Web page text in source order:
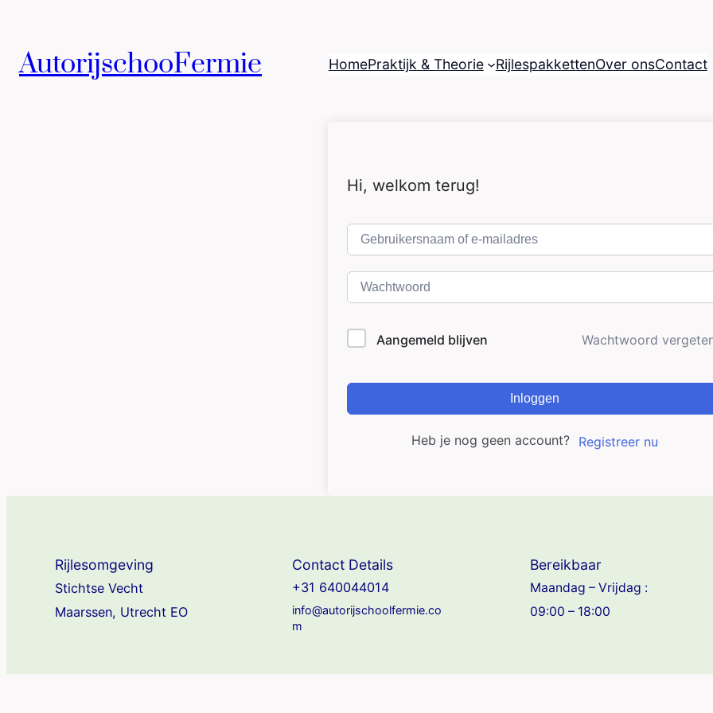
AutorijschooFermie HomePraktijk & Theorie RijlespakkettenOver onsContact
Hi, welkom terug!
Aangemeld blijven Wachtwoord
Inloggen
Heb je nog geen account? Registreer nu
Rijlesomgeving
Stichtse Vecht
Maarssen, Utrecht EO
Contact Details
+31 640044014
info@autorijschoolfermie.co
m
Bereikbaar
Maandag – Vrijdag :
09:00 – 18:00